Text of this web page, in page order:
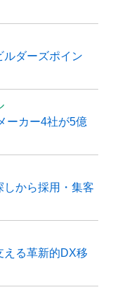
ルダーズポイン
ーカー4社が5億
しから採用・集客
える革新的DX移